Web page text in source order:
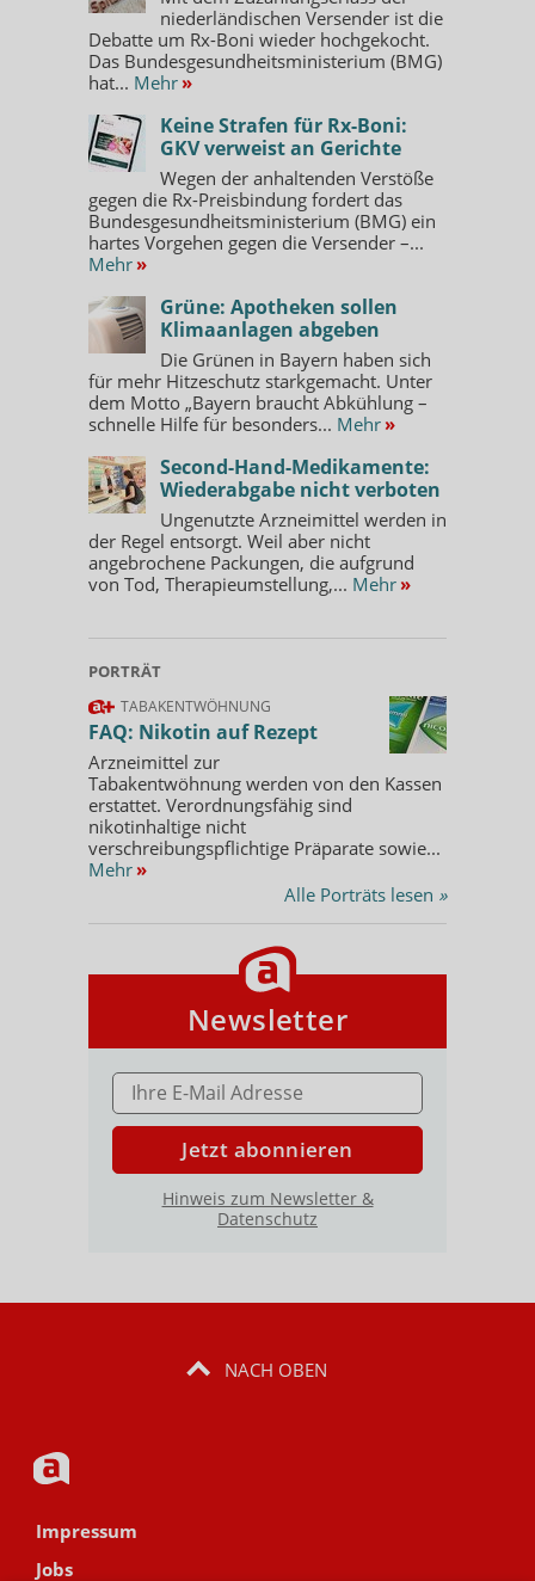
niederländischen Versender ist die
Debatte um Rx-Boni wieder hochgekocht.
Das Bundesgesundheitsministerium (BMG)
hat... Mehr »
Keine Strafen für Rx-Boni:
GKV verweist an Gerichte
Wegen der anhaltenden Verstöße
gegen die Rx-Preisbindung fordert das
Bundesgesundheitsministerium (BMG) ein
hartes Vorgehen gegen die Versender –...
Mehr »
Grüne: Apotheken sollen
Klimaanlagen abgeben
Die Grünen in Bayern haben sich
für mehr Hitzeschutz starkgemacht. Unter
dem Motto „Bayern braucht Abkühlung –
schnelle Hilfe für besonders... Mehr »
Second-Hand-Medikamente:
Wiederabgabe nicht verboten
Ungenutzte Arzneimittel werden in
der Regel entsorgt. Weil aber nicht
angebrochene Packungen, die aufgrund
von Tod, Therapieumstellung,... Mehr »
PORTRÄT
TABAKENTWÖHNUNG
FAQ: Nikotin auf Rezept
Arzneimittel zur
Tabakentwöhnung werden von den Kassen
erstattet. Verordnungsfähig sind
nikotinhaltige nicht
verschreibungspflichtige Präparate sowie...
Mehr »
Alle Porträts lesen »
Newsletter
E-MAIL ADRESSE
Jetzt abonnieren
Hinweis zum Newsletter &
Datenschutz
NACH OBEN
Impressum
Jobs